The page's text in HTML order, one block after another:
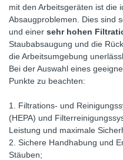
mit den Arbeitsgeräten ist die
Absaugproblemen. Dies sind
und einer sehr hohen
Staubabsaugung und die
die Arbeitsumgebung
Bei der Auswahl eines
Punkte zu beachten:
1. Filtrations- und
(HEPA) und
Leistung und maximale
2. Sichere Handhabung und
Stäuben;